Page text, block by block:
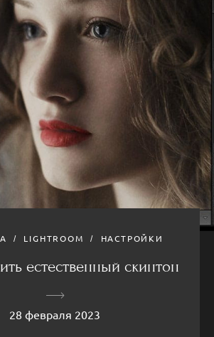
LIGHTROOM НАСТРОЙКИ
естественный скинтон
28 февраля 2023